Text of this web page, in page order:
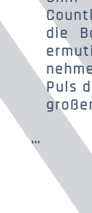
die
Puls
…